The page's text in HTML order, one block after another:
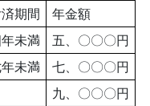
期間
年金額
未満
五、〇〇〇円
未満
七、〇〇〇円
九、〇〇〇円